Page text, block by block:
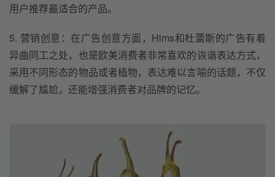
用户推荐最适合的产品。
5. 营销创意：在广告创意方面，Hims和杜蕾斯的广告有着
异曲同工之处，也是欧美消费者非常喜欢的诙谐表达方式，
采用不同形态的物品或者植物，表达难以言喻的话题，不仅
缓解了尴尬，还能增强消费者对品牌的记忆。